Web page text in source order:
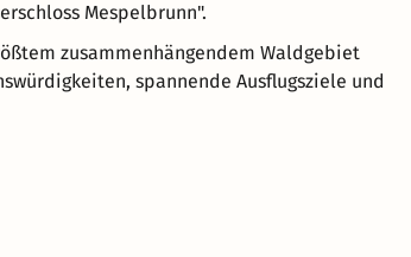
Mespelbrunn".
zusammenhängendem Waldgebiet
spannende Ausflugsziele und